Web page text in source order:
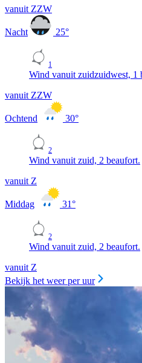
vanuit ZZW
Nacht 25°
1
Wind vanuit zuidzuidwest, 1
vanuit ZZW
Ochtend 30°
2
Wind vanuit zuid, 2 beaufort.
vanuit Z
Middag 31°
2
Wind vanuit zuid, 2 beaufort.
vanuit Z
Bekijk het weer per uur